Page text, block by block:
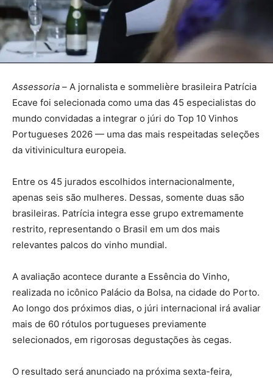
Assessoria – A jornalista e sommelière brasileira Patrícia
Ecave foi selecionada como uma das 45 especialistas do
mundo convidadas a integrar o júri do Top 10 Vinhos
Portugueses 2026 — uma das mais respeitadas seleções
da vitivinicultura europeia.
Entre os 45 jurados escolhidos internacionalmente,
apenas seis são mulheres. Dessas, somente duas são
brasileiras. Patrícia integra esse grupo extremamente
restrito, representando o Brasil em um dos mais
relevantes palcos do vinho mundial.
A avaliação acontece durante a Essência do Vinho,
realizada no icônico Palácio da Bolsa, na cidade do Porto.
Ao longo dos próximos dias, o júri internacional irá avaliar
mais de 60 rótulos portugueses previamente
selecionados, em rigorosas degustações às cegas.
O resultado será anunciado na próxima sexta-feira,